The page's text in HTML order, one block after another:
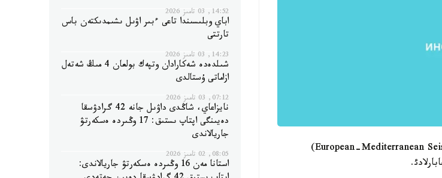
دةپ مالئمدةلگةن ةؤروپا سةيسمولوگيالئق ورتالئعئنئث (European-Mediterranean Seismological Centre)
14:52, 03 تامىز 2026
اباي وبلىسىندا تاعى ءبىر اۋىل ىشىمدىكتەن باس
تارتتى
14:23, 03 تامىز 2026
شىلدەدە شەكارادان وتپەك بولعان 4 مىڭ شەتەل
ازاماتى ۇستالدى
07:12, 03 تامىز 2026
نايزاعاي، شاڭدى داۋىل جانە 42 گرادۋسقا
دەيىنگى اپتاپ ىستىق: 17 وڭىردە ەسكەرتۋ
جاريالاندى
08:05, 02 تامىز 2026
استانا مەن 16 وڭىردە ەسكەرتۋ جاريالاندى: